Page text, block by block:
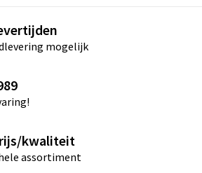
mogelijk
kwaliteit
assortiment